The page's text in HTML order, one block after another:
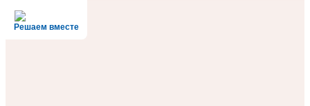
Решаем вместе